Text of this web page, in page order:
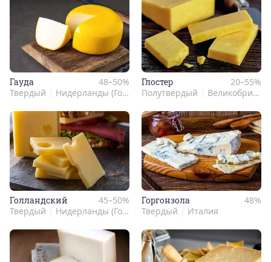
Га­уда
48–50%
Твердый
Нидерланды (Голландия)
Глос­тер
20–55%
Полутвердый
Великобритания
Гол­ланд­ский
45–50%
Твердый
Нидерланды (Голландия)
Гор­гонзо­ла
48%
Твердый
Италия